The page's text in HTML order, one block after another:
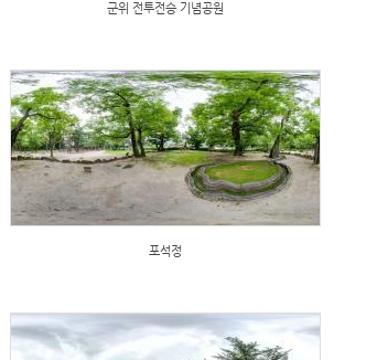
군위 전투전승 기념공원
포석정